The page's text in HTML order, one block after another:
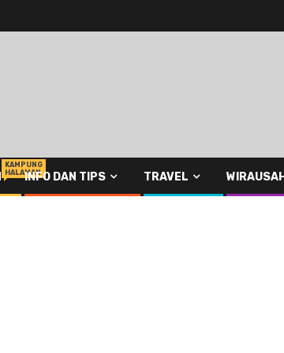
KAMPUNG
HALAMANINFO DAN TIPS TRAVEL